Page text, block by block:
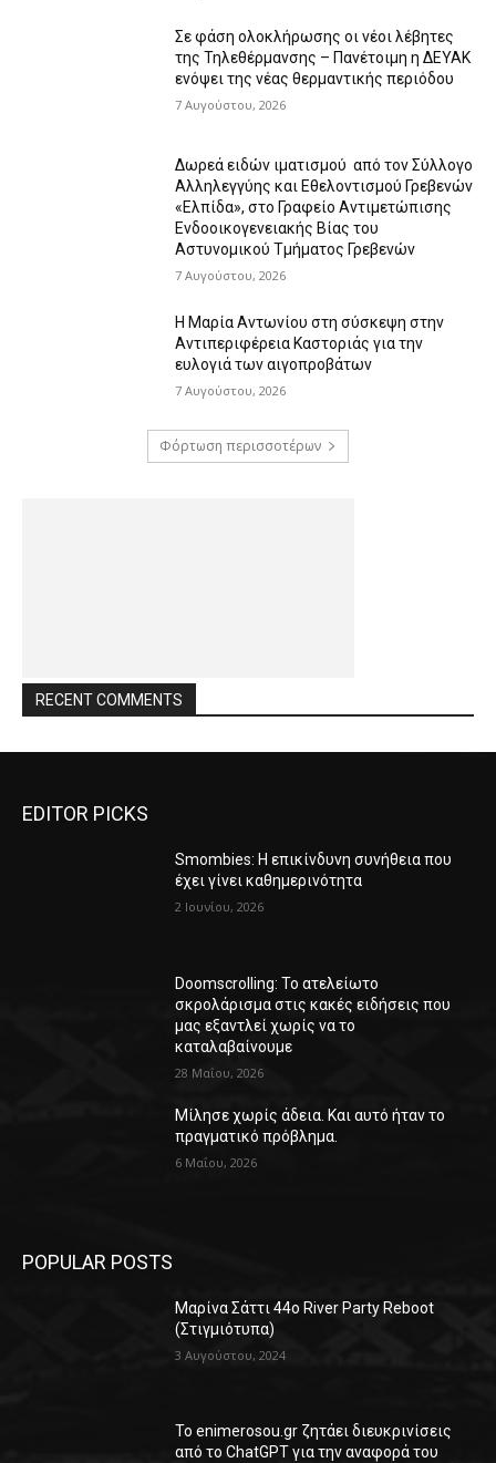
Σε φάση ολοκλήρωσης οι νέοι λέβητες
της Τηλεθέρμανσης – Πανέτοιμη η ΔΕΥΑΚ
ενόψει της νέας θερμαντικής περιόδου
7 Αυγούστου, 2026
Δωρεά ειδών ιματισμού από τον Σύλλογο
Αλληλεγγύης και Εθελοντισμού Γρεβενών
«Ελπίδα», στο Γραφείο Αντιμετώπισης
Ενδοοικογενειακής Βίας του
Αστυνομικού Τμήματος Γρεβενών
7 Αυγούστου, 2026
Η Μαρία Αντωνίου στη σύσκεψη στην
Αντιπεριφέρεια Καστοριάς για την
ευλογιά των αιγοπροβάτων
7 Αυγούστου, 2026
Φόρτωση περισσοτέρων
RECENT COMMENTS
EDITOR PICKS
Smombies: Η επικίνδυνη συνήθεια που
έχει γίνει καθημερινότητα
2 Ιουνίου, 2026
Doomscrolling: Το ατελείωτο
σκρολάρισμα στις κακές ειδήσεις που
μας εξαντλεί χωρίς να το
καταλαβαίνουμε
28 Μαΐου, 2026
Μίλησε χωρίς άδεια. Και αυτό ήταν το
πραγματικό πρόβλημα.
6 Μαΐου, 2026
POPULAR POSTS
Μαρίνα Σάττι 44o River Party Reboot
(Στιγμιότυπα)
3 Αυγούστου, 2024
Το enimerosou.gr ζητάει διευκρινίσεις
από το ChatGPT για την αναφορά του